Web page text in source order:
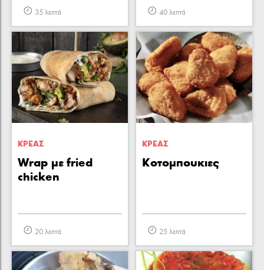
35 λεπτά 40 λεπτά
ΚΡΕΑΣ
Wrap με fried
chicken
20 λεπτά
ΚΡΕΑΣ
Κοτομπουκιες
25 λεπτά